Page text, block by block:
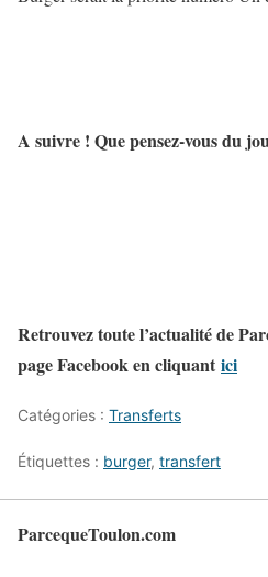
A suivre ! Que pensez-vous du
Retrouvez toute l’actualité de
page Facebook en cliquant ici
Catégories : Transferts
Étiquettes : burger, transfert
ParcequeToulon.com